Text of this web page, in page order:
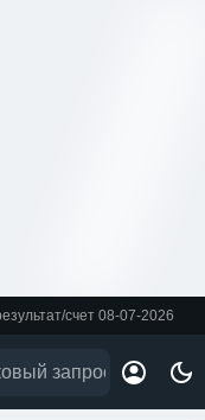
счет 08-07-2026